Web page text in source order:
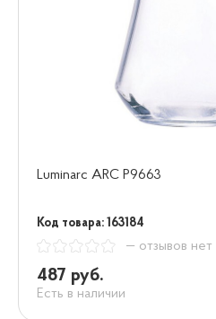
Luminarc ARC P9663
Код товара: 163184
— отзывов нет
487 руб.
Есть в наличии